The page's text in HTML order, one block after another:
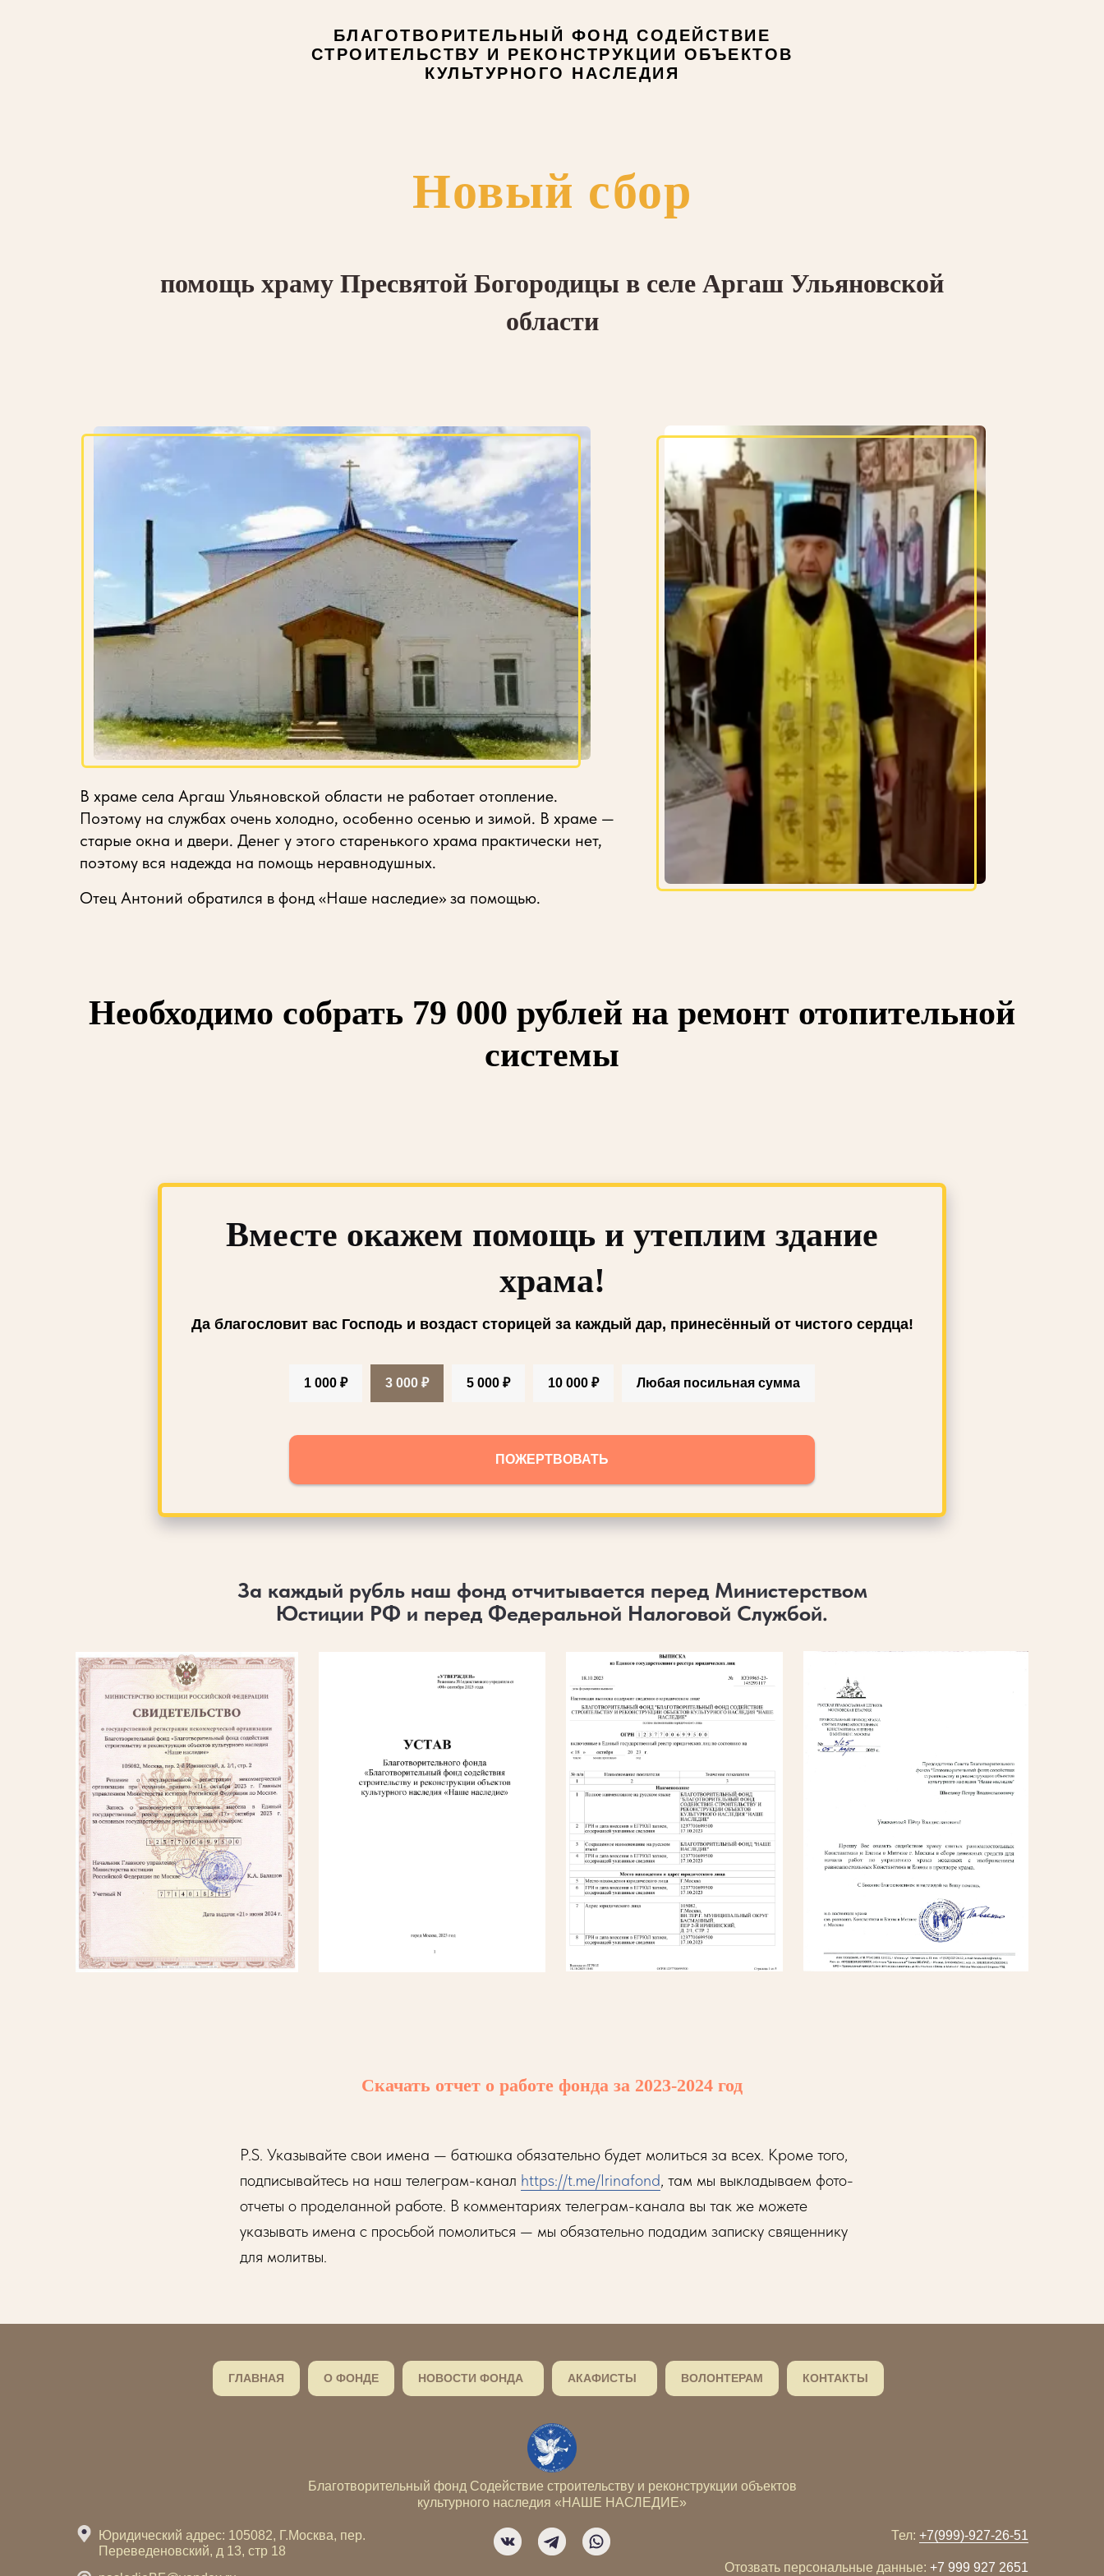
БЛАГОТВОРИТЕЛЬНЫЙ ФОНД СОДЕЙСТВИЕ
СТРОИТЕЛЬСТВУ И РЕКОНСТРУКЦИИ ОБЪЕКТОВ
КУЛЬТУРНОГО НАСЛЕДИЯ
Новый сбор
помощь храму Пресвятой Богородицы в селе Аргаш Ульяновской
области
В храме села Аргаш Ульяновской области не работает отопление.
Поэтому на службах очень холодно, особенно осенью и зимой. В храме —
старые окна и двери. Денег у этого старенького храма практически нет,
поэтому вся надежда на помощь неравнодушных.
Отец Антоний обратился в фонд «Наше наследие» за помощью.
Необходимо собрать 79 000 рублей на ремонт отопительной
системы
Вместе окажем помощь и утеплим здание
храма!
Да благословит вас Господь и воздаст сторицей за каждый дар, принесённый от чистого сердца!
1 000 ₽ 3 000 ₽ 5 000 ₽ 10 000 ₽ Любая посильная сумма
ПОЖЕРТВОВАТЬ
За каждый рубль наш фонд отчитывается перед Министерством
Юстиции РФ и перед Федеральной Налоговой Службой.
Скачать отчет о работе фонда за 2023-2024 год
P.S. Указывайте свои имена — батюшка обязательно будет молиться за всех. Кроме того,
подписывайтесь на наш телеграм-канал https://t.me/Irinafond, там мы выкладываем фото-
отчеты о проделанной работе. В комментариях телеграм-канала вы так же можете
указывать имена с просьбой помолиться — мы обязательно подадим записку священнику
для молитвы.
ГЛАВНАЯ О ФОНДЕ НОВОСТИ ФОНДА АКАФИСТЫ ВОЛОНТЕРАМ КОНТАКТЫ
Юридический адрес: 105082, Г.Москва, пер.
Переведеновский, д 13, стр 18
Благотворительный фонд Содействие строительству и реконструкции объектов
культурного наследия «НАШЕ НАСЛЕДИЕ»
Отозвать персональные данные: +7 999 927 2651
Тел: +7(999)-927-26-51